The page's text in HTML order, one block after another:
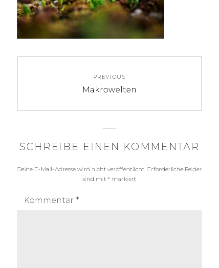
PREVIOUS
Previous
Makrowelten
SCHREIBE EINEN KOMMENTAR
Deine E-Mail-Adresse wird nicht veröffentlicht. Erforderliche Felder
sind mit * markiert
Kommentar *